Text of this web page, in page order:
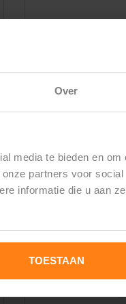
Over
media te bieden en om
partners voor social
informatie die u aan
TOESTAAN
Drempel – 50
€ 15,50 per